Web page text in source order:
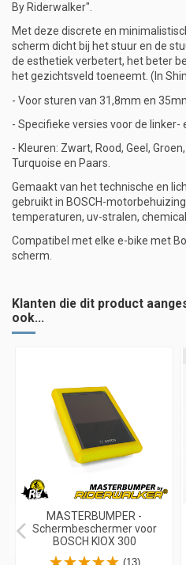
By Riderwalker".
Met deze discrete en
scherm dicht bij het stuur en de
de esthetiek verbetert, het beter
het gezichtsveld toeneemt. (In
- Voor sturen van 31,8mm en
- Specifieke versies voor de
- Kleuren: Zwart, Rood, Geel,
Turquoise en Paars.
Gemaakt van het technische en
gebruikt in BOSCH-
temperaturen, uv-stralen,
Compatibel met elke e-bike met
scherm.
Klanten die dit product
ook...
MASTERBUMPER -
Schermbeschermer voor
BOSCH KIOX 300
(13)